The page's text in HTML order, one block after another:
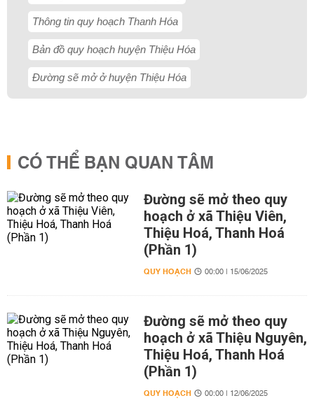
Thông tin quy hoạch Thanh Hóa
Bản đồ quy hoạch huyện Thiệu Hóa
Đường sẽ mở ở huyện Thiệu Hóa
CÓ THỂ BẠN QUAN TÂM
Đường sẽ mở theo quy
hoạch ở xã Thiệu Viên,
Thiệu Hoá, Thanh Hoá
(Phần 1)
QUY HOẠCH 00:00 | 15/06/2025
Đường sẽ mở theo quy
hoạch ở xã Thiệu Nguyên,
Thiệu Hoá, Thanh Hoá
(Phần 1)
QUY HOẠCH 00:00 | 12/06/2025